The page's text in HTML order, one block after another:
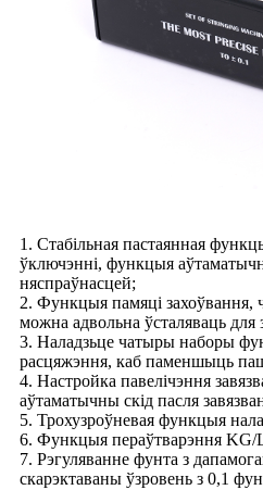
1. Стабільная пастаянная
ўключэнні, функцыя
няспраўнасцей;
2. Функцыя памяці
можна адвольна ўсталяваць для
3. Наладзьце чатыры наборы
расцяжэння, каб паменшыць
4. Настройка павелічэння
аўтаматычны скід пасля
5. Трохузроўневая функцыя
6. Функцыя пераўтварэння KG/
7. Рэгуляванне фунта з
скарэктаваны ўзровень з 0,1